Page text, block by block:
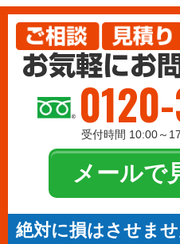
受付時間 10:00～
メールで
絶対に損はさせま